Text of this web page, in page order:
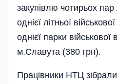
закупівлю чотирьох пар
однієї літньої
однієї парки
м.Славута (380
Працівники НТЦ зібрали